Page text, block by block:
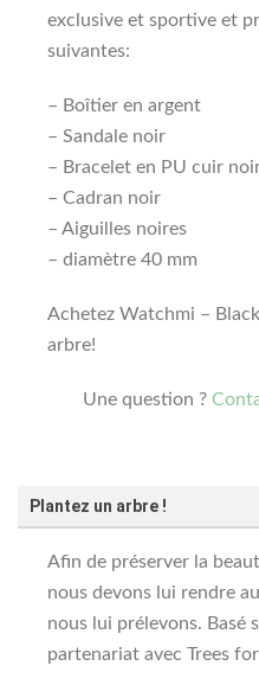
exclusive et sportive et
suivantes:
– Boîtier en argent
– Sandale noir
– Bracelet en PU cuir
– Cadran noir
– Aiguilles noires
– diamètre 40 mm
Achetez Watchmi –
arbre!
Une question ?
Plantez un arbre !
Afin de préserver la
nous devons lui rendre
nous lui prélevons. Basé
partenariat avec Trees